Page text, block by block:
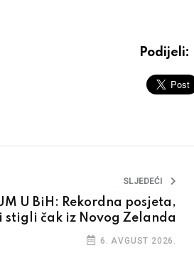
Podijeli:
SLJEDEĆI
U BiH: Rekordna posjeta,
stigli čak iz Novog Zelanda
6. AVGUST 2026.